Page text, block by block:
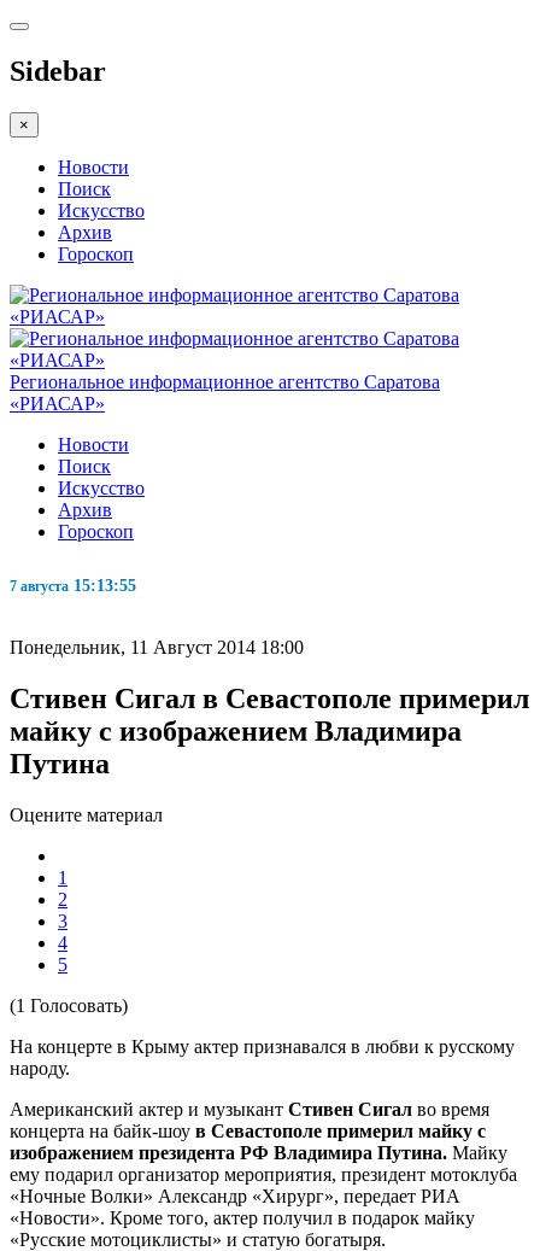
Sidebar
×
Новости
Поиск
Искусство
Архив
Гороскоп
Региональное информационное агентство Саратова
«РИАСАР»
Новости
Поиск
Искусство
Архив
Гороскоп
7 августа 15:13:56
Понедельник, 11 Август 2014 18:00
Стивен Сигал в Севастополе примерил
майку с изображением Владимира
Путина
Оцените материал
1
2
3
4
5
(1 Голосовать)
На концерте в Крыму актер признавался в любви к русскому
народу.
Американский актер и музыкант Стивен Сигал во время
концерта на байк-шоу в Севастополе примерил майку с
изображением президента РФ Владимира Путина. Майку
ему подарил организатор мероприятия, президент мотоклуба
«Ночные Волки» Александр «Хирург», передает РИА
«Новости». Кроме того, актер получил в подарок майку
«Русские мотоциклисты» и статую богатыря.